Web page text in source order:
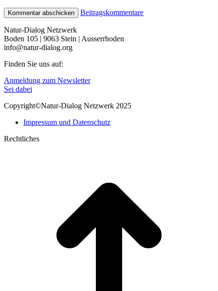
Beitragskommentare
Natur-Dialog Netzwerk
Boden 105 | 9063 Stein | Ausserrhoden
info@natur-dialog.org
Finden Sie uns auf:
Linkedin
page
in
window
E-
Mail
opens
new
Anmeldung zum Newsletter
Sei dabei
Copyright©Natur-Dialog Netzwerk 2025
Impressum und Datenschutz
Rechtliches